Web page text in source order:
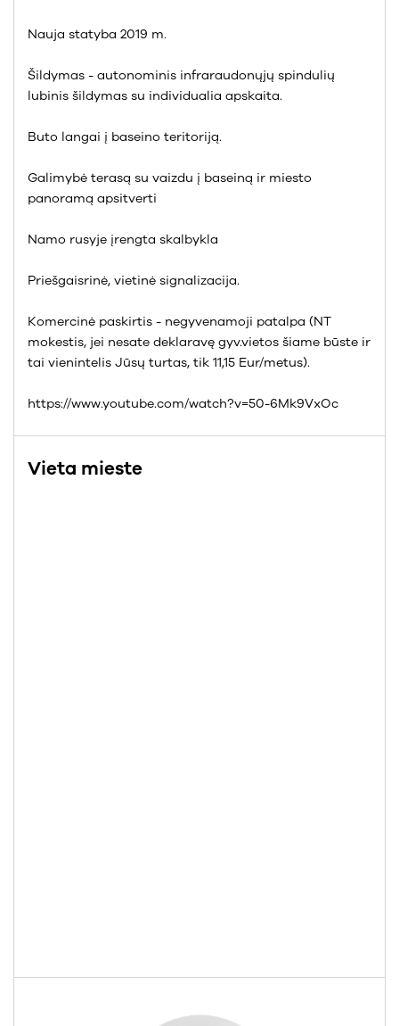
Nauja statyba 2019 m.
Šildymas - autonominis infraraudonųjų spindulių
lubinis šildymas su individualia apskaita.
Buto langai į baseino teritoriją.
Galimybė terasą su vaizdu į baseiną ir miesto
panoramą apsitverti
Namo rusyje įrengta skalbykla
Priešgaisrinė, vietinė signalizacija.
Komercinė paskirtis - negyvenamoji patalpa (NT
mokestis, jei nesate deklaravę gyv.vietos šiame būste ir
tai vienintelis Jūsų turtas, tik 11,15 Eur/metus).
https://www.youtube.com/watch?v=50-6Mk9VxOc
Vieta mieste